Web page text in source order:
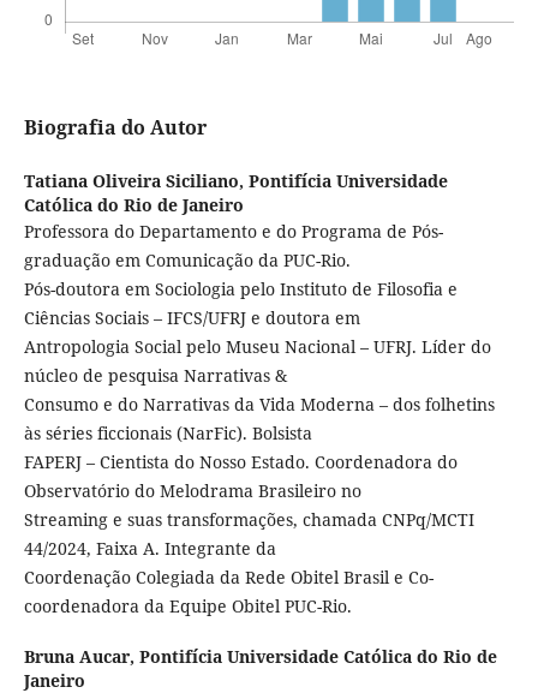
Biografia do Autor
Tatiana Oliveira Siciliano, Pontifícia Universidade
Católica do Rio de Janeiro
Professora do Departamento e do Programa de Pós-
graduação em Comunicação da PUC-Rio.
Pós-doutora em Sociologia pelo Instituto de Filosofia e
Ciências Sociais – IFCS/UFRJ e doutora em
Antropologia Social pelo Museu Nacional – UFRJ. Líder do
núcleo de pesquisa Narrativas &
Consumo e do Narrativas da Vida Moderna – dos folhetins
às séries ficcionais (NarFic). Bolsista
FAPERJ – Cientista do Nosso Estado. Coordenadora do
Observatório do Melodrama Brasileiro no
Streaming e suas transformações, chamada CNPq/MCTI
44/2024, Faixa A. Integrante da
Coordenação Colegiada da Rede Obitel Brasil e Co-
coordenadora da Equipe Obitel PUC-Rio.
Bruna Aucar, Pontifícia Universidade Católica do Rio de
Janeiro